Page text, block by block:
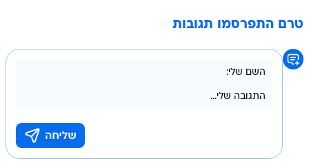
טרם התפרסמו תגובות